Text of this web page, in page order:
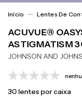
Lentes De
ACUVUE®
ASTIGMATISM
JOHNSON AND
30lentes por caixa